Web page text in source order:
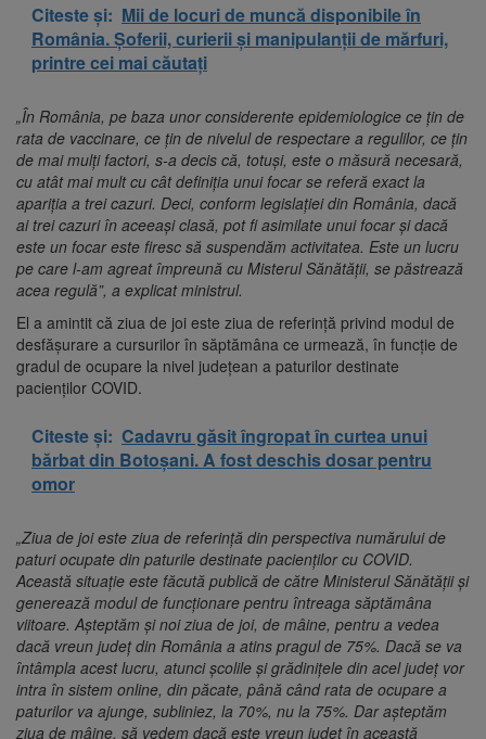
Citeste și: Mii de locuri de muncă disponibile în
România. Șoferii, curierii și manipulanții de mărfuri,
printre cei mai căutați
„În România, pe baza unor considerente epidemiologice ce ţin de
rata de vaccinare, ce ţin de nivelul de respectare a regulilor, ce ţin
de mai mulţi factori, s-a decis că, totuşi, este o măsură necesară,
cu atât mai mult cu cât definiţia unui focar se referă exact la
apariţia a trei cazuri. Deci, conform legislaţiei din România, dacă
ai trei cazuri în aceeaşi clasă, pot fi asimilate unui focar şi dacă
este un focar este firesc să suspendăm activitatea. Este un lucru
pe care l-am agreat împreună cu Misterul Sănătăţii, se păstrează
acea regulă”, a explicat ministrul.
El a amintit că ziua de joi este ziua de referinţă privind modul de
desfăşurare a cursurilor în săptămâna ce urmează, în funcţie de
gradul de ocupare la nivel judeţean a paturilor destinate
pacienţilor COVID.
Citeste și: Cadavru găsit îngropat în curtea unui
bărbat din Botoșani. A fost deschis dosar pentru
omor
„Ziua de joi este ziua de referinţă din perspectiva numărului de
paturi ocupate din paturile destinate pacienţilor cu COVID.
Această situaţie este făcută publică de către Ministerul Sănătăţii şi
generează modul de funcţionare pentru întreaga săptămâna
viitoare. Aşteptăm şi noi ziua de joi, de mâine, pentru a vedea
dacă vreun judeţ din România a atins pragul de 75%. Dacă se va
întâmpla acest lucru, atunci şcolile şi grădiniţele din acel judeţ vor
intra în sistem online, din păcate, până când rata de ocupare a
paturilor va ajunge, subliniez, la 70%, nu la 75%. Dar aşteptăm
ziua de mâine, să vedem dacă este vreun judeţ în această